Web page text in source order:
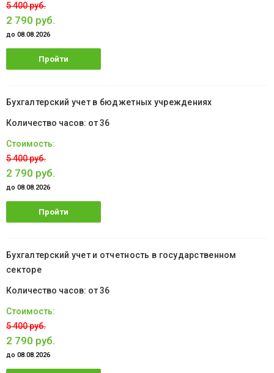
5 400 руб.
2 790 руб.
до 08.08.2026
Пройти
Бухгалтерский учет в бюджетных учреждениях
от 36
5 400 руб.
2 790 руб.
до 08.08.2026
Пройти
Бухгалтерский учет и отчетность в государственном
секторе
от 36
5 400 руб.
2 790 руб.
до 08.08.2026